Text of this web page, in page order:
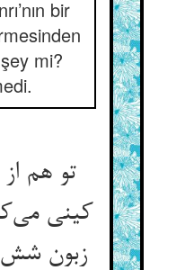
bir
mi?
تو هم
کینی
زبون شش